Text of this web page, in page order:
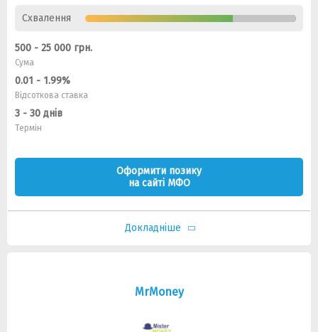
Схвалення
500 - 25 000 грн.
Сума
0.01 - 1.99%
Відсоткова ставка
3 - 30 днів
Термін
Оформити позику
на сайті МФО
Докладніше
MrMoney